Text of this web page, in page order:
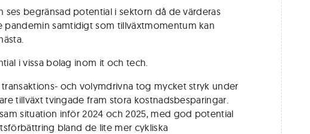
ses begränsad potential i sektorn då de värderas
samtidigt som tillväxtmomentum kan
i vissa bolag inom it och tech.
och volymdrivna tog mycket stryk under
tillväxt tvingade fram stora kostnadsbesparingar.
situation inför 2024 och 2025, med god potential
bland de lite mer cykliska